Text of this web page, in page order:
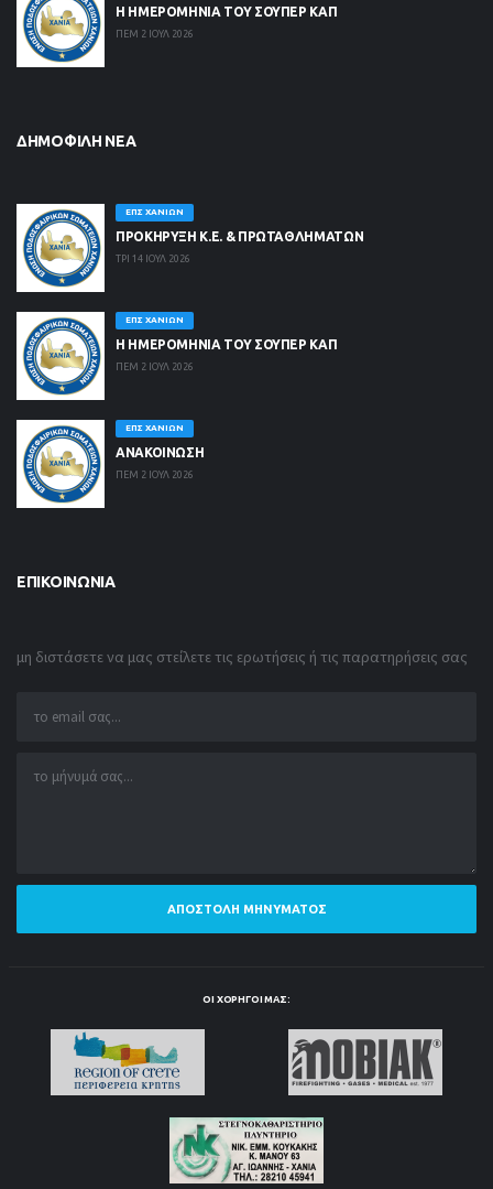
Η ΗΜΕΡΟΜΗΝΙΑ ΤΟΥ ΣΟΥΠΕΡ ΚΑΠ
ΠΕΜ 2 ΙΟΥΛ 2026
ΔΗΜΟΦΙΛΉ ΝΈΑ
ΕΠΣ ΧΑΝΊΩΝ
ΠΡΟΚΗΡΥΞΗ Κ.Ε. & ΠΡΩΤΑΘΛΗΜΑΤΩΝ
ΤΡΙ 14 ΙΟΥΛ 2026
ΕΠΣ ΧΑΝΊΩΝ
Η ΗΜΕΡΟΜΗΝΙΑ ΤΟΥ ΣΟΥΠΕΡ ΚΑΠ
ΠΕΜ 2 ΙΟΥΛ 2026
ΕΠΣ ΧΑΝΊΩΝ
ΑΝΑΚΟΙΝΩΣΗ
ΠΕΜ 2 ΙΟΥΛ 2026
ΕΠΙΚΟΙΝΩΝΊΑ
μη διστάσετε να μας στείλετε τις ερωτήσεις ή τις παρατηρήσεις σας
ΑΠΟΣΤΟΛΉ ΜΗΝΎΜΑΤΟΣ
ΟΙ ΧΟΡΗΓΟΊ ΜΑΣ: